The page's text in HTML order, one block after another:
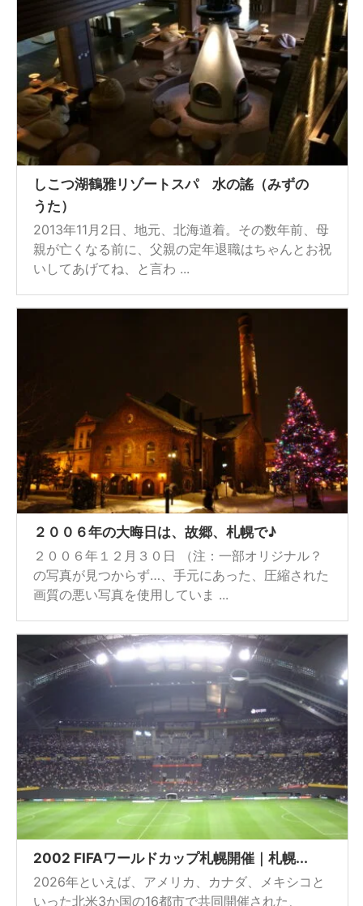
しこつ湖鶴雅リゾートスパ 水の謠（みずの
うた）
2013年11月2日、地元、北海道着。その数年前、母
親が亡くなる前に、父親の定年退職はちゃんとお祝
いしてあげてね、と言わ ...
２００６年の大晦日は、故郷、札幌で♪
２００６年１２月３０日 （注：一部オリジナル？
の写真が見つからず…、手元にあった、圧縮された
画質の悪い写真を使用していま ...
2002 FIFAワールドカップ札幌開催｜札幌...
2026年といえば、アメリカ、カナダ、メキシコと
いった北米3か国の16都市で共同開催された、